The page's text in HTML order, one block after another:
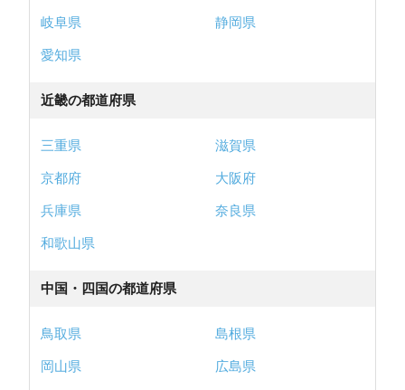
岐阜県
静岡県
愛知県
近畿の都道府県
三重県
滋賀県
京都府
大阪府
兵庫県
奈良県
和歌山県
中国・四国の都道府県
鳥取県
島根県
岡山県
広島県